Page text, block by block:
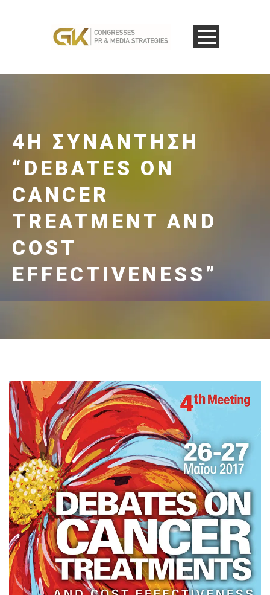
4Η ΣΥΝΆΝΤΗΣΗ
“DEBATES ON
CANCER
TREATMENT AND
COST
EFFECTIVENESS”